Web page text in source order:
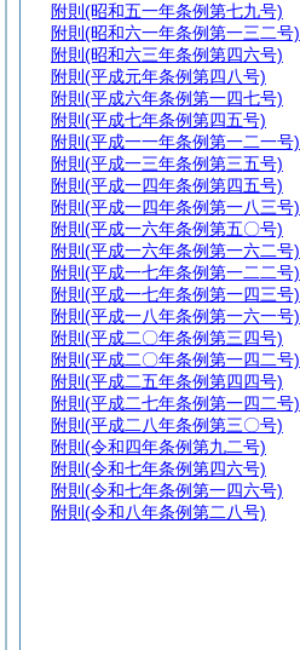
附則 (昭和五一年条例第七九号)
附則 (昭和六一年条例第一三二号)
附則 (昭和六三年条例第四六号)
附則 (平成元年条例第四八号)
附則 (平成六年条例第一四七号)
附則 (平成七年条例第四五号)
附則 (平成一一年条例第一二一号)
附則 (平成一三年条例第三五号)
附則 (平成一四年条例第四五号)
附則 (平成一四年条例第一八三号)
附則 (平成一六年条例第五〇号)
附則 (平成一六年条例第一六二号)
附則 (平成一七年条例第一二二号)
附則 (平成一七年条例第一四三号)
附則 (平成一八年条例第一六一号)
附則 (平成二〇年条例第三四号)
附則 (平成二〇年条例第一四二号)
附則 (平成二五年条例第四四号)
附則 (平成二七年条例第一四二号)
附則 (平成二八年条例第三〇号)
附則 (令和四年条例第九二号)
附則 (令和七年条例第四六号)
附則 (令和七年条例第一四六号)
附則 (令和八年条例第二八号)